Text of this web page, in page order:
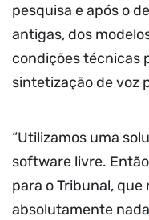
pesquisa e após o
antigas, dos
condições técnicas
sintetização de voz
“Utilizamos uma
software livre.
para o Tribunal,
absolutamente